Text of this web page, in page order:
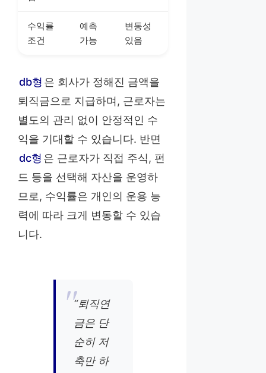
수익률
조건
예측
가능
변동성
있음
db형 은 회사가 정해진 금액을
퇴직금으로 지급하며, 근로자는
별도의 관리 없이 안정적인 수
익을 기대할 수 있습니다. 반면
dc형 은 근로자가 직접 주식, 펀
드 등을 선택해 자산을 운영하
므로, 수익률은 개인의 운용 능
력에 따라 크게 변동할 수 있습
니다.
“퇴직연
금은 단
순히 저
축만 하